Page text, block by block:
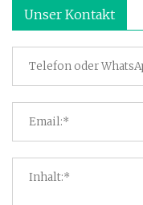
Unser Kontakt